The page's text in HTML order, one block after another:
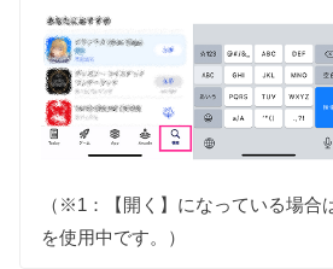
（※1：【開く】になっている場合
を使用中です。）